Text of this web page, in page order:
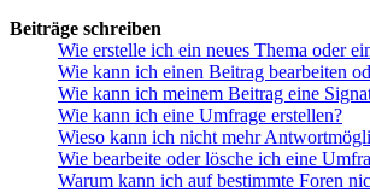
Beiträge schreiben
Wie erstelle ich ein neues Thema oder
Wie kann ich einen Beitrag bearbeiten
Wie kann ich meinem Beitrag eine
Wie kann ich eine Umfrage erstellen?
Wieso kann ich nicht mehr
Wie bearbeite oder lösche ich eine
Warum kann ich auf bestimmte Foren